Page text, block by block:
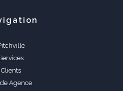
Clients
Agence